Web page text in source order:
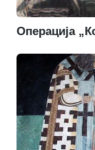
Операција